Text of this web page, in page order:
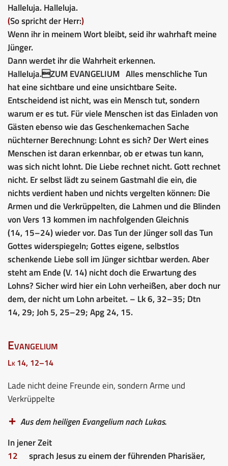
Halleluja. Halleluja.
(So spricht der Herr:)
Wenn ihr in meinem Wort bleibt, seid ihr wahrhaft meine
Jünger.
Dann werdet ihr die Wahrheit erkennen.
Halleluja.ZUM EVANGELIUM Alles menschliche Tun
hat eine sichtbare und eine unsichtbare Seite.
Entscheidend ist nicht, was ein Mensch tut, sondern
warum er es tut. Für viele Menschen ist das Einladen von
Gästen ebenso wie das Geschenkemachen Sache
nüchterner Berechnung: Lohnt es sich? Der Wert eines
Menschen ist daran erkennbar, ob er etwas tun kann,
was sich nicht lohnt. Die Liebe rechnet nicht. Gott rechnet
nicht. Er selbst lädt zu seinem Gastmahl die ein, die
nichts verdient haben und nichts vergelten können: Die
Armen und die Verkrüppelten, die Lahmen und die Blinden
von Vers 13 kommen im nachfolgenden Gleichnis
(14, 15–24) wieder vor. Das Tun der Jünger soll das Tun
Gottes widerspiegeln; Gottes eigene, selbstlos
schenkende Liebe soll im Jünger sichtbar werden. Aber
steht am Ende (V. 14) nicht doch die Erwartung des
Lohns? Sicher wird hier ein Lohn verheißen, aber doch nur
dem, der nicht um Lohn arbeitet. – Lk 6, 32–35; Dtn
14, 29; Joh 5, 25–29; Apg 24, 15.
Evangelium
Lk 14, 12–14
Lade nicht deine Freunde ein, sondern Arme und
Verkrüppelte
Aus dem heiligen Evangelium nach Lukas.
In jener Zeit
12
sprach Jesus zu einem der führenden Pharisäer,